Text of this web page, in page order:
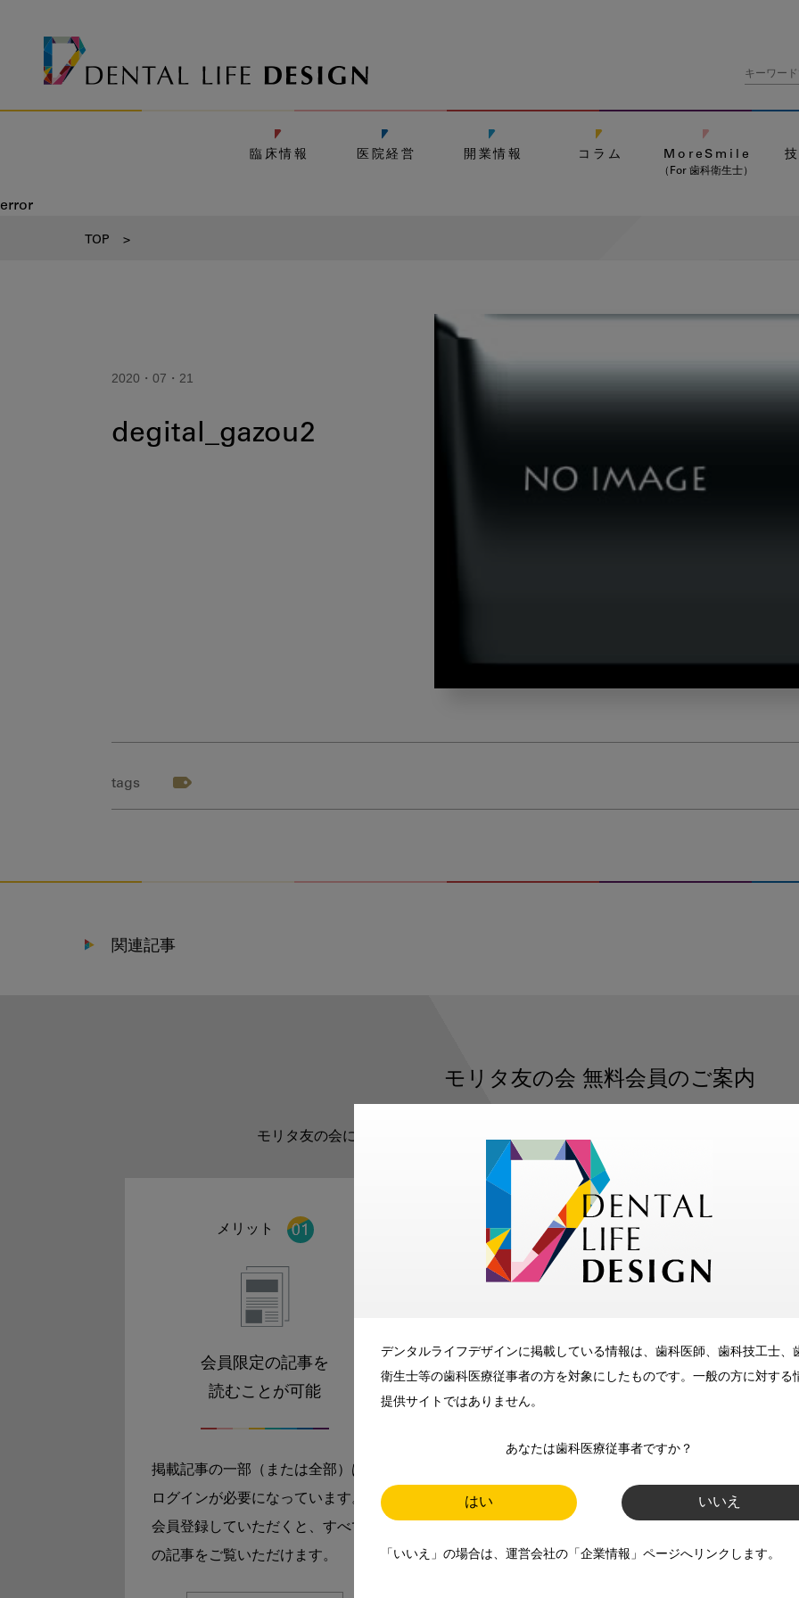
デンタルライフデザインに掲載している情報は、歯科医師、歯科技工士、
衛生士等の歯科医療従事者の方を対象にしたものです。一般の方に対する
提供サイトではありません。
あなたは歯科医療従事者ですか？
はい いいえ
「いいえ」の場合は、運営会社の「企業情報」ページへリンクします。
臨床情報 医院経営 開業情報 コラム MoreSmile
（For 歯科衛生士）
error
TOP >
2020・07・21
degital_gazou2
tags
関連記事
モリタ友の会 無料会員のご案内
モリタ友の会に登録いただくと、デンタルライフデザインをもっと便利にご利用い
メリット
会員限定の記事を
読むことが可能
掲載記事の一部（または全部）は
ログインが必要になっています。
会員登録していただくと、すべて
の記事をご覧いただけます。
メリット
メールマガジンでお届け
師、歯科衛生士、歯科技工士）に
お届けします。